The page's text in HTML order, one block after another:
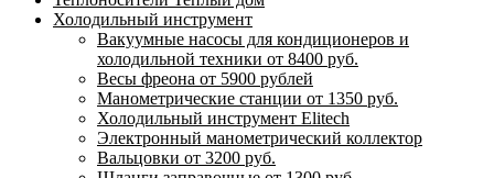
Холодильный инструмент
Вакуумные насосы для кондиционеров и
холодильной техники от 8400 руб.
Весы фреона от 5900 рублей
Манометрические станции от 1350 руб.
Холодильный инструмент Elitech
Электронный манометрический коллектор
Вальцовки от 3200 руб.